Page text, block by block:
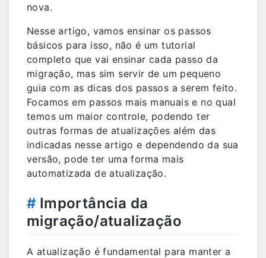
nova.
Nesse artigo, vamos ensinar os passos
básicos para isso, não é um tutorial
completo que vai ensinar cada passo da
migração, mas sim servir de um pequeno
guia com as dicas dos passos a serem feito.
Focamos em passos mais manuais e no qual
temos um maior controle, podendo ter
outras formas de atualizações além das
indicadas nesse artigo e dependendo da sua
versão, pode ter uma forma mais
automatizada de atualização.
# Importância da
migração/atualização
A atualização é fundamental para manter a